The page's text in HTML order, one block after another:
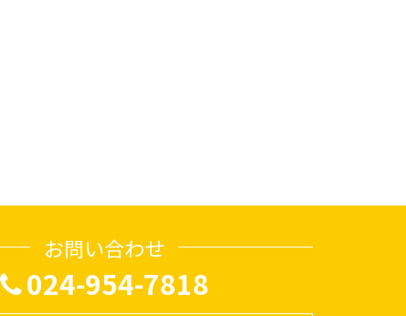
お問い合わせ
024-954-7818